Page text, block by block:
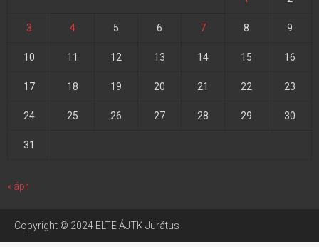
3 4 5 6 7 8 9
10 11 12 13 14 15 16
17 18 19 20 21 22 23
24 25 26 27 28 29 30
31
« ápr
Copyright © 2024 ELTE ÁJTK Jurátus